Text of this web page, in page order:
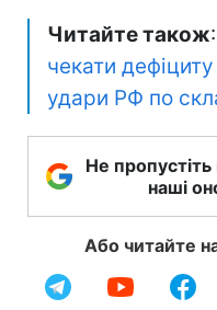
Читайте також:
чекати
удари РФ по
Не
наші
Або читайте